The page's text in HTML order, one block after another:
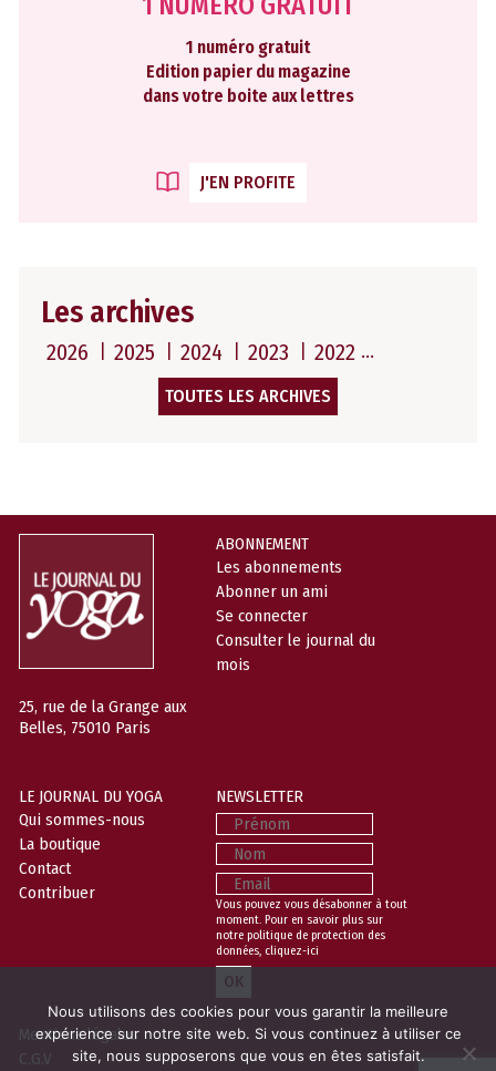
1 numéro gratuit
Edition papier du magazine
dans votre boite aux lettres
J'EN PROFITE
Les archives
2026 2025 2024 2023 2022
TOUTES LES ARCHIVES
25, rue de la Grange aux
Belles, 75010 Paris
ABONNEMENT
Les abonnements
Abonner un ami
Se connecter
Consulter le journal du
mois
LE JOURNAL DU YOGA
Qui sommes-nous
La boutique
Contact
Contribuer
NEWSLETTER
Prénom
Nom
Email
Vous pouvez vous désabonner à tout
moment. Pour en savoir plus sur
notre politique de protection des
données, cliquez-ici
Mentions légales
C.G.V
Nous utilisons des cookies pour vous garantir la meilleure
expérience sur notre site web. Si vous continuez à utiliser ce
site, nous supposerons que vous en êtes satisfait.